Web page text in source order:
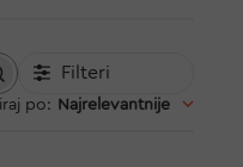
Filteri
po: Najrelevantnije